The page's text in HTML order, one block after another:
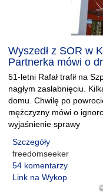
Wyszedł z SOR w
Partnerka mówi o
51-letni Rafał trafił na
nagłym zasłabnięciu.
domu. Chwilę po
mężczyzny mówi o
wyjaśnienie sprawy
Szczegóły
freedomseeker
54 komentarzy
Link na Wykop